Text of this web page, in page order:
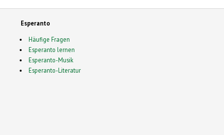
Esperanto
Häufige Fragen
Esperanto lernen
Esperanto-Musik
Esperanto-Literatur